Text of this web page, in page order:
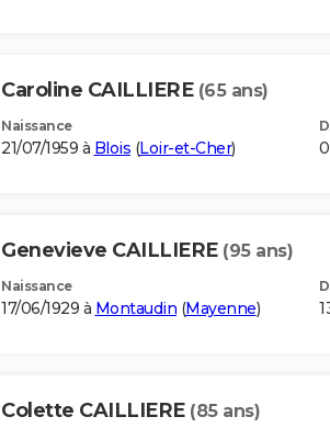
Caroline CAILLIERE (65 ans)
Naissance
21/07/1959 à Blois (Loir-et-Cher)
Genevieve CAILLIERE (95 ans)
Naissance
17/06/1929 à Montaudin (Mayenne)
Colette CAILLIERE (85 ans)